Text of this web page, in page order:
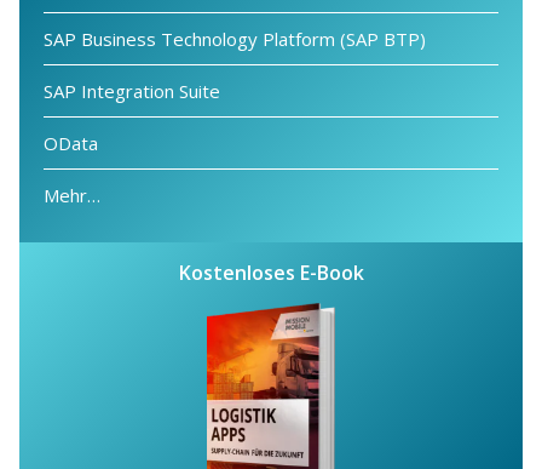
SAP Business Technology Platform (SAP BTP)
SAP Integration Suite
OData
Mehr…
Kostenloses E-Book